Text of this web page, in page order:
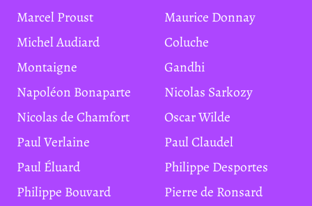
Marcel Proust
Maurice Donnay
Michel Audiard
Coluche
Montaigne
Gandhi
Napoléon Bonaparte
Nicolas Sarkozy
Nicolas de Chamfort
Oscar Wilde
Paul Verlaine
Paul Claudel
Paul Éluard
Philippe Desportes
Philippe Bouvard
Pierre de Ronsard